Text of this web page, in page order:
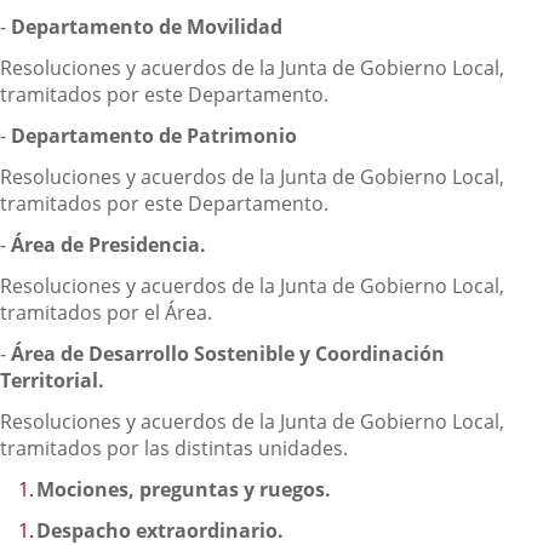
- Departamento de Movilidad
Resoluciones y acuerdos de la Junta de Gobierno Local,
tramitados por este Departamento.
- Departamento de Patrimonio
Resoluciones y acuerdos de la Junta de Gobierno Local,
tramitados por este Departamento.
-Área de Presidencia.
Resoluciones y acuerdos de la Junta de Gobierno Local,
tramitados por el Área.
-Área de Desarrollo Sostenible y Coordinación
Territorial.
Resoluciones y acuerdos de la Junta de Gobierno Local,
tramitados por las distintas unidades.
Mociones, preguntas y ruegos.
Despacho extraordinario.